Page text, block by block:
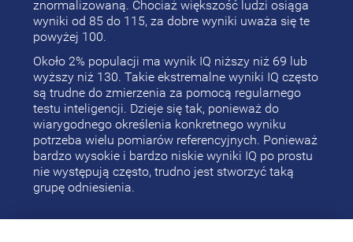
znormalizowaną. Chociaż większość ludzi osiąga
wyniki od 85 do 115, za dobre wyniki uważa się te
powyżej 100.
Około 2% populacji ma wynik IQ niższy niż 69 lub
wyższy niż 130. Takie ekstremalne wyniki IQ często
są trudne do zmierzenia za pomocą regularnego
testu inteligencji. Dzieje się tak, ponieważ do
wiarygodnego określenia konkretnego wyniku
potrzeba wielu pomiarów referencyjnych. Ponieważ
bardzo wysokie i bardzo niskie wyniki IQ po prostu
nie występują często, trudno jest stworzyć taką
grupę odniesienia.